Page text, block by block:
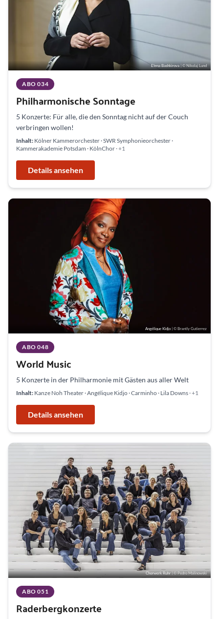
Elena Bashkirova| © Nikolaj Lund
ABO 034
Philharmonische Sonntage
5 Konzerte: Für alle, die den Sonntag nicht auf der Couch
verbringen wollen!
Inhalt: Kölner Kammerorchester · SWR Symphonieorchester ·
Kammerakademie Potsdam · KölnChor · +1
Details ansehen
Angélique Kidjo | © Brantly Gutierrez
ABO 048
World Music
5 Konzerte in der Philharmonie mit Gästen aus aller Welt
Inhalt: Kanze Noh Theater · Angélique Kidjo · Carminho · Lila Downs · +1
Details ansehen
Chorwerk Ruhr| © Pedro Malinowski
ABO 051
Raderbergkonzerte